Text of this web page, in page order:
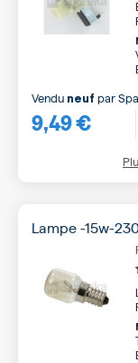
9,49 €
Vendu neuf par
Lampe -15w-